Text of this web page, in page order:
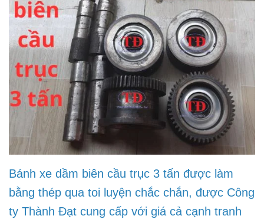
Bánh xe dầm biên cầu trục 3 tấn được làm
bằng thép qua toi luyện chắc chắn, được Công
ty Thành Đạt cung cấp với giá cả cạnh tranh